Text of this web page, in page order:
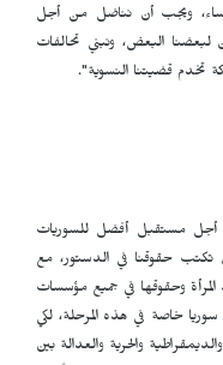
نساء، ويجب أن نناضل من أجل
البعض، ونبني تحالفات
تخدم قضيتنا النسوية".
مستقبل أفضل للسوريات
تكتب حقوقنا في الدستور، مع
وحقوقها في جميع مؤسسات
سوريا خاصة في هذه المرحلة، لكي
والحرية والعدالة بين